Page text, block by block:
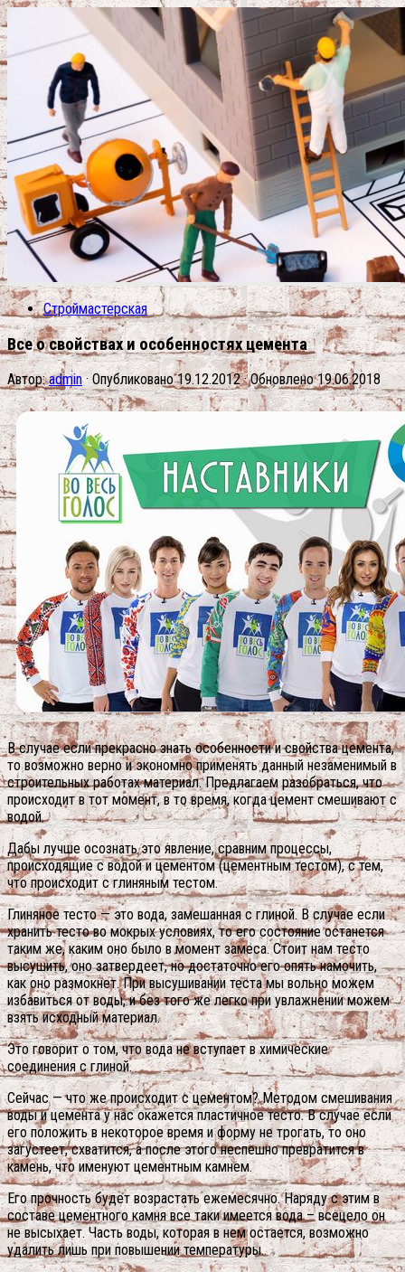
Строймастерская
Все о свойствах и особенностях цемента
Автор:admin · Опубликовано19.12.2012· Обновлено19.06.2018
В случае если прекрасно знать особенности и свойства цемента,
то возможно верно и экономно применять данный незаменимый в
строительных работах материал. Предлагаем разобраться, что
происходит в тот момент, в то время, когда цемент смешивают с
водой.
Дабы лучше осознать это явление, сравним процессы,
происходящие с водой и цементом (цементным тестом), с тем,
что происходит с глиняным тестом.
Глиняное тесто — это вода, замешанная с глиной. В случае если
хранить тесто во мокрых условиях, то его состояние останется
таким же, каким оно было в момент замеса. Стоит нам тесто
высушить, оно затвердеет, но достаточно его опять намочить,
как оно размокнет. При высушивании теста мы вольно можем
избавиться от воды, и без того же легко при увлажнении можем
взять исходный материал.
Это говорит о том, что вода не вступает в химические
соединения с глиной.
Сейчас — что же происходит с цементом? Методом смешивания
воды и цемента у нас окажется пластичное тесто.В случае если
его положить в некоторое время и форму не трогать, то оно
загустеет, схватится, а после этого неспешно превратится в
камень, что именуют цементным камнем.
Его прочность будет возрастать ежемесячно. Наряду с этим в
составе цементного камня все таки имеется вода – всецело он
не высыхает. Часть воды, которая в нем остается, возможно
удалить лишь при повышении температуры.